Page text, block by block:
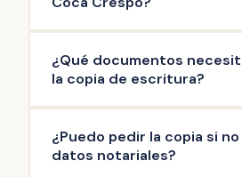
público firmado en esta
compraventa, de hipoteca,
herencia, poder de
escrituras de operaciones
otras.
Notaría Augusto Pérez-
personas que intervinieron en
como aquellas que
legítimo (ej: herederos del
Notario quien decide si
¿Qué documentos
la copia de escritura?
trámite de copia de escritura
Augusto Pérez-Coca Crespo
¿Puedo pedir la copia si
datos notariales?